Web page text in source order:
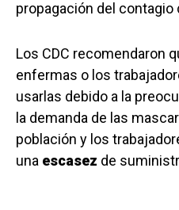
propagación del contagio
Los CDC recomendaron
enfermas o los
usarlas debido a la
la demanda de las
población y los
una escasez de